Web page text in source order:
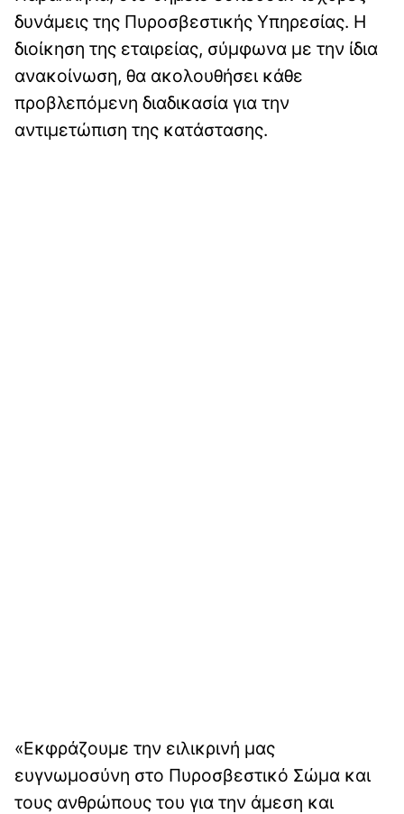
δυνάμεις της Πυροσβεστικής Υπηρεσίας. Η
διοίκηση της εταιρείας, σύμφωνα με την ίδια
ανακοίνωση, θα ακολουθήσει κάθε
προβλεπόμενη διαδικασία για την
αντιμετώπιση της κατάστασης.
«Εκφράζουμε την ειλικρινή μας
ευγνωμοσύνη στο Πυροσβεστικό Σώμα και
τους ανθρώπους του για την άμεση και